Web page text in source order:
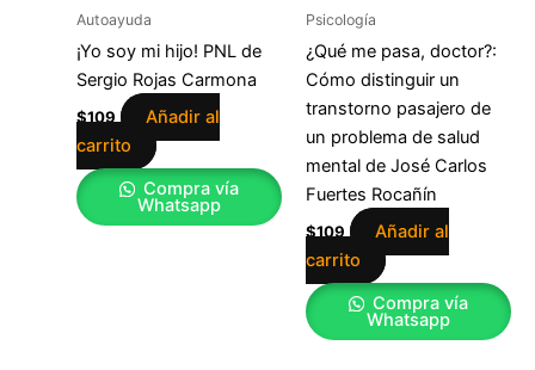
Autoayuda
¡Yo soy mi hijo! PNL de
Sergio Rojas Carmona
$109
Añadir al
carrito
Compra vía
Whatsapp
Psicología
¿Qué me pasa, doctor?:
Cómo distinguir un
transtorno pasajero de
un problema de salud
mental de José Carlos
Fuertes Rocañín
$109
Añadir al
carrito
Compra vía
Whatsapp